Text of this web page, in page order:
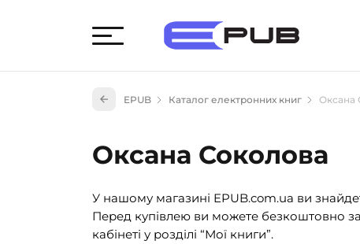
(527)
EPUB Каталог електронних книг Оксана
Оксана Соколова
У нашому магазині EPUB.com.ua ви
Перед купівлею ви можете безкоштовно
кабінеті у розділі “Мої книги”.